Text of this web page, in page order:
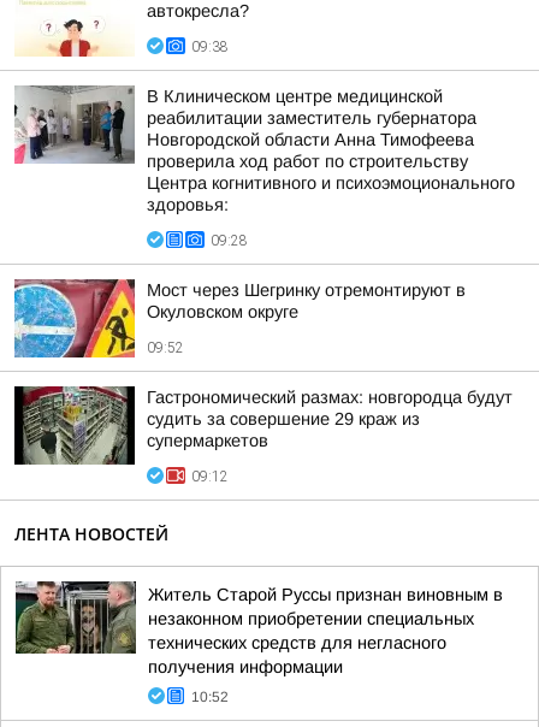
автокресла?
09:38
В Клиническом центре медицинской
реабилитации заместитель губернатора
Новгородской области Анна Тимофеева
проверила ход работ по строительству
Центра когнитивного и психоэмоционального
здоровья:
09:28
Мост через Шегринку отремонтируют в
Окуловском округе
09:52
Гастрономический размах: новгородца будут
судить за совершение 29 краж из
супермаркетов
09:12
ЛЕНТА НОВОСТЕЙ
Житель Старой Руссы признан виновным в
незаконном приобретении специальных
технических средств для негласного
получения информации
10:52